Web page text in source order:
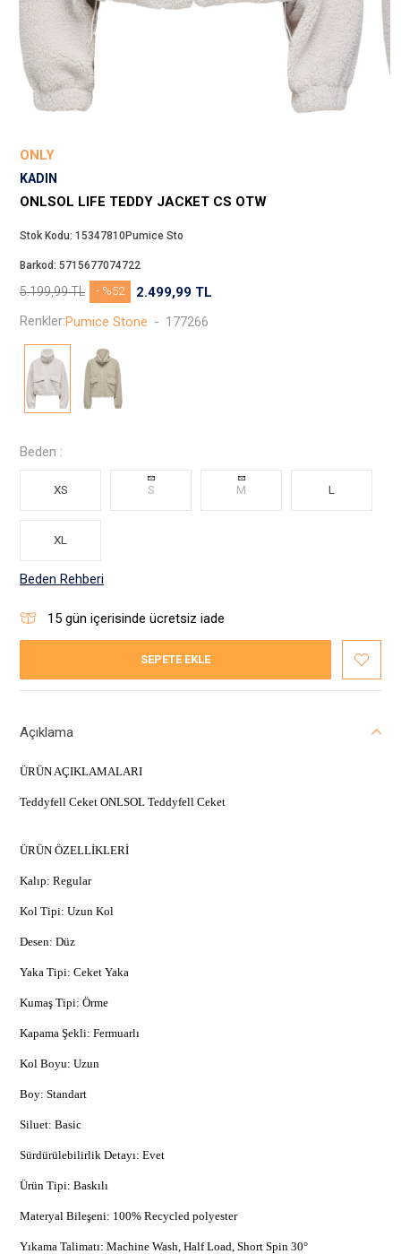
ONLY
KADIN
ONLSOL LIFE TEDDY JACKET CS OTW
Stok Kodu: 15347810Pumice Sto
Barkod: 5715677074722
5.199,99TL 2.499,99 TL
- %52
Beden Rehberi
Beden :
XS S M L
XL
15 gün içerisinde ücretsiz iade
Renkler:Pumice Stone - 177266
SEPETE EKLE
Açıklama
ÜRÜN AÇIKLAMALARI
Teddyfell Ceket ONLSOL Teddyfell Ceket
ÜRÜN ÖZELLİKLERİ
Kalıp: Regular
Kol Tipi: Uzun Kol
Desen: Düz
Yaka Tipi: Ceket Yaka
Kumaş Tipi: Örme
Kapama Şekli: Fermuarlı
Kol Boyu: Uzun
Boy: Standart
Siluet: Basic
Sürdürülebilirlik Detayı: Evet
Ürün Tipi: Baskılı
Materyal Bileşeni: 100% Recycled polyester
Yıkama Talimatı: Machine Wash, Half Load, Short Spin 30°
JJXX
Puma
Tuğba
Converse
Jack & Jones
Lee
Only
Nike
Levi`s
Erke